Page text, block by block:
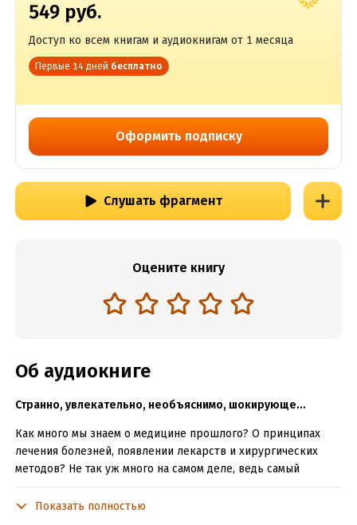
549 руб.
Доступ ко всем книгам и аудиокнигам от 1 месяца
Первые 14 дней бесплатно
Оформить подписку
Слушать фрагмент
Оцените книгу
Об аудиокниге
Странно, увлекательно, необъяснимо, шокирующе…
Как много мы знаем о медицине прошлого? О принципах
лечения болезней, появлении лекарств и хирургических
методов? Не так уж много на самом деле, ведь самый
читателя, – как люди вообще жили в то время, когда
Показать полностью